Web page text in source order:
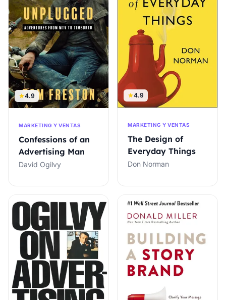
4.9
MARKETING Y VENTAS
Confessions of an
Advertising Man
David Ogilvy
4.9
MARKETING Y VENTAS
The Design of
Everyday Things
Don Norman